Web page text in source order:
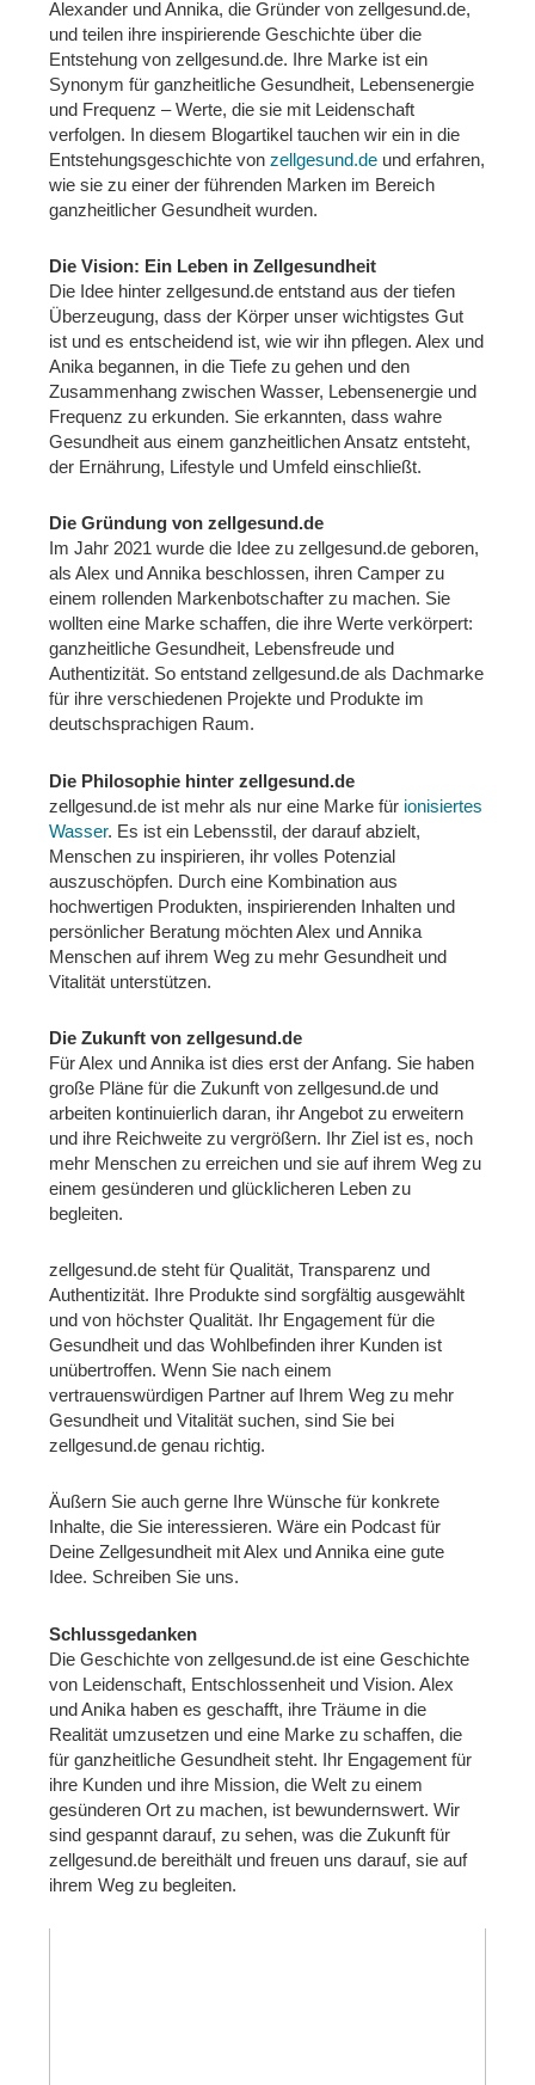
Alexander und Annika, die Gründer von zellgesund.de,
und teilen ihre inspirierende Geschichte über die
Entstehung von zellgesund.de. Ihre Marke ist ein
Synonym für ganzheitliche Gesundheit, Lebensenergie
und Frequenz – Werte, die sie mit Leidenschaft
verfolgen. In diesem Blogartikel tauchen wir ein in die
Entstehungsgeschichte vonzellgesund.de und erfahren,
wie sie zu einer der führenden Marken im Bereich
ganzheitlicher Gesundheit wurden.
Die Vision: Ein Leben in Zellgesundheit
Die Idee hinter zellgesund.de entstand aus der tiefen
Überzeugung, dass der Körper unser wichtigstes Gut
ist und es entscheidend ist, wie wir ihn pflegen. Alex und
Anika begannen, in die Tiefe zu gehen und den
Zusammenhang zwischen Wasser, Lebensenergie und
Frequenz zu erkunden. Sie erkannten, dass wahre
Gesundheit aus einem ganzheitlichen Ansatz entsteht,
der Ernährung, Lifestyle und Umfeld einschließt.
Die Gründung von zellgesund.de
Im Jahr 2021 wurde die Idee zu zellgesund.de geboren,
als Alex und Annika beschlossen, ihren Camper zu
einem rollenden Markenbotschafter zu machen. Sie
wollten eine Marke schaffen, die ihre Werte verkörpert:
ganzheitliche Gesundheit, Lebensfreude und
Authentizität. So entstand zellgesund.de als Dachmarke
für ihre verschiedenen Projekte und Produkte im
deutschsprachigen Raum.
Die Philosophie hinter zellgesund.de
zellgesund.de ist mehr als nur eine Marke für ionisiertes
Wasser. Es ist ein Lebensstil, der darauf abzielt,
Menschen zu inspirieren, ihr volles Potenzial
auszuschöpfen. Durch eine Kombination aus
hochwertigen Produkten, inspirierenden Inhalten und
persönlicher Beratung möchten Alex und Annika
Menschen auf ihrem Weg zu mehr Gesundheit und
Vitalität unterstützen.
Die Zukunft von zellgesund.de
Für Alex und Annika ist dies erst der Anfang. Sie haben
große Pläne für die Zukunft von zellgesund.de und
arbeiten kontinuierlich daran, ihr Angebot zu erweitern
und ihre Reichweite zu vergrößern. Ihr Ziel ist es, noch
mehr Menschen zu erreichen und sie auf ihrem Weg zu
einem gesünderen und glücklicheren Leben zu
begleiten.
zellgesund.de steht für Qualität, Transparenz und
Authentizität. Ihre Produkte sind sorgfältig ausgewählt
und von höchster Qualität. Ihr Engagement für die
Gesundheit und das Wohlbefinden ihrer Kunden ist
unübertroffen. Wenn Sie nach einem
vertrauenswürdigen Partner auf Ihrem Weg zu mehr
Gesundheit und Vitalität suchen, sind Sie bei
zellgesund.de genau richtig.
Äußern Sie auch gerne Ihre Wünsche für konkrete
Inhalte, die Sie interessieren. Wäre ein Podcast für
Deine Zellgesundheit mit Alex und Annika eine gute
Idee. Schreiben Sie uns.
Schlussgedanken
Die Geschichte von zellgesund.de ist eine Geschichte
von Leidenschaft, Entschlossenheit und Vision. Alex
und Anika haben es geschafft, ihre Träume in die
Realität umzusetzen und eine Marke zu schaffen, die
für ganzheitliche Gesundheit steht. Ihr Engagement für
ihre Kunden und ihre Mission, die Welt zu einem
gesünderen Ort zu machen, ist bewundernswert. Wir
sind gespannt darauf, zu sehen, was die Zukunft für
zellgesund.de bereithält und freuen uns darauf, sie auf
ihrem Weg zu begleiten.